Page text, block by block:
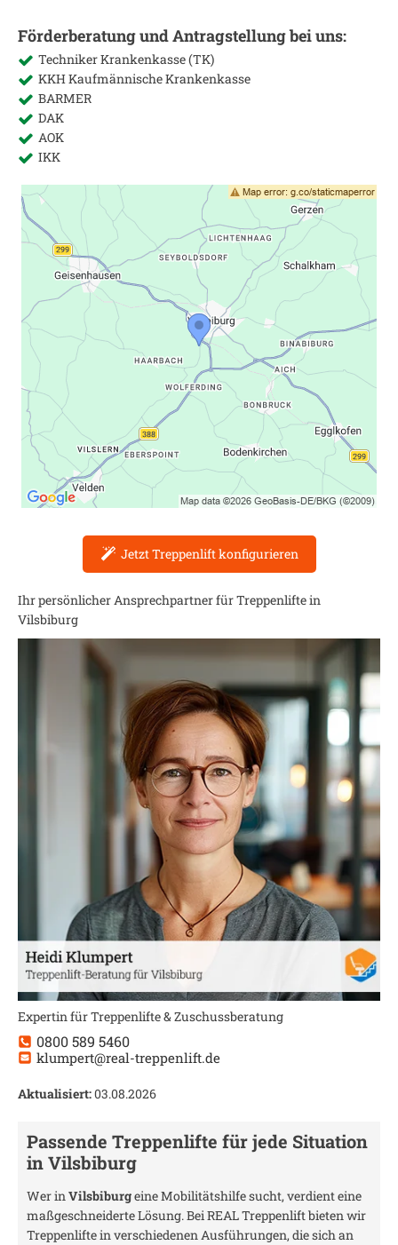
Förderberatung und Antragstellung bei uns:
Techniker Krankenkasse (TK)
KKH Kaufmännische Krankenkasse
BARMER
DAK
AOK
IKK
Jetzt Treppenlift konfigurieren
Ihr persönlicher Ansprechpartner für Treppenlifte in
Vilsbiburg
Expertin für Treppenlifte & Zuschussberatung
0800 589 5460
klumpert@real-treppenlift.de
Aktualisiert:03.08.2026
Passende Treppenlifte für jede Situation
inVilsbiburg
Wer inVilsbiburgeine Mobilitätshilfe sucht, verdient eine
maßgeschneiderte Lösung. Bei REAL Treppenlift bieten wir
Treppenlifte in verschiedenen Ausführungen, die sich an